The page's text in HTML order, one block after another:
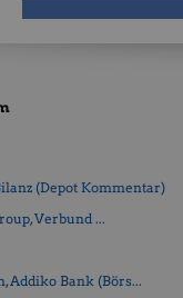
(Depot Kommentar)
Verbund ...
Addiko Bank (Börs...